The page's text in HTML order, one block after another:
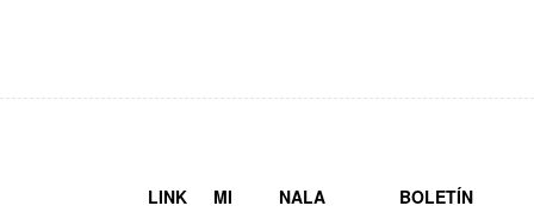
LINK
MI
NALA
BOLETÍN